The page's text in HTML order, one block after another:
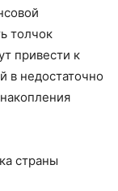
толчок
привести к
в недостаточно
страны